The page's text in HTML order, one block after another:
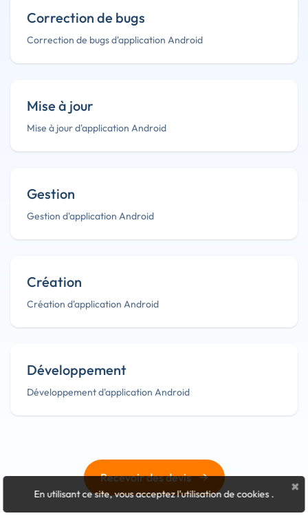
Correction de bugs
Correction de bugs d'application Android
Mise à jour
Mise à jour d'application Android
Gestion
Gestion d'application Android
Création
Création d'application Android
Développement
Développement d'application Android
Recevoir des devis → ×
En utilisant ce site, vous acceptez l'utilisation de cookies.